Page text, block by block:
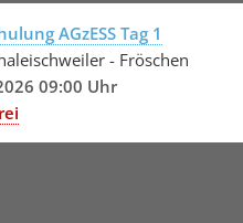
AGzESS Tag 1
- Fröschen
09:00 Uhr